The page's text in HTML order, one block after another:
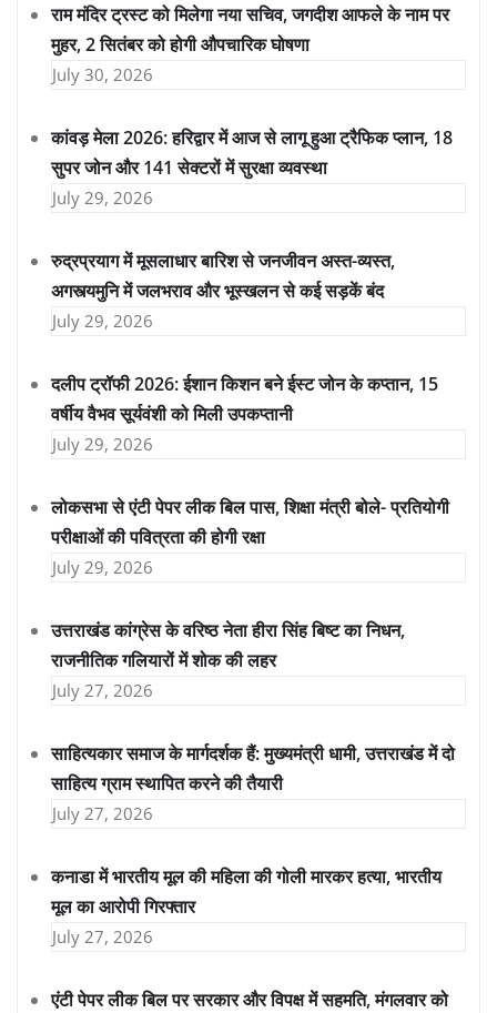
राम मंदिर ट्रस्ट को मिलेगा नया सचिव, जगदीश आफले के नाम पर
मुहर, 2 सितंबर को होगी औपचारिक घोषणा
July 30, 2026
कांवड़ मेला 2026: हरिद्वार में आज से लागू हुआ ट्रैफिक प्लान, 18
सुपर जोन और 141 सेक्टरों में सुरक्षा व्यवस्था
July 29, 2026
रुद्रप्रयाग में मूसलाधार बारिश से जनजीवन अस्त-व्यस्त,
अगस्त्यमुनि में जलभराव और भूस्खलन से कई सड़कें बंद
July 29, 2026
दलीप ट्रॉफी 2026: ईशान किशन बने ईस्ट जोन के कप्तान, 15
वर्षीय वैभव सूर्यवंशी को मिली उपकप्तानी
July 29, 2026
लोकसभा से एंटी पेपर लीक बिल पास, शिक्षा मंत्री बोले- प्रतियोगी
परीक्षाओं की पवित्रता की होगी रक्षा
July 29, 2026
उत्तराखंड कांग्रेस के वरिष्ठ नेता हीरा सिंह बिष्ट का निधन,
राजनीतिक गलियारों में शोक की लहर
July 27, 2026
साहित्यकार समाज के मार्गदर्शक हैं: मुख्यमंत्री धामी, उत्तराखंड में दो
साहित्य ग्राम स्थापित करने की तैयारी
July 27, 2026
कनाडा में भारतीय मूल की महिला की गोली मारकर हत्या, भारतीय
मूल का आरोपी गिरफ्तार
July 27, 2026
एंटी पेपर लीक बिल पर सरकार और विपक्ष में सहमति, मंगलवार को